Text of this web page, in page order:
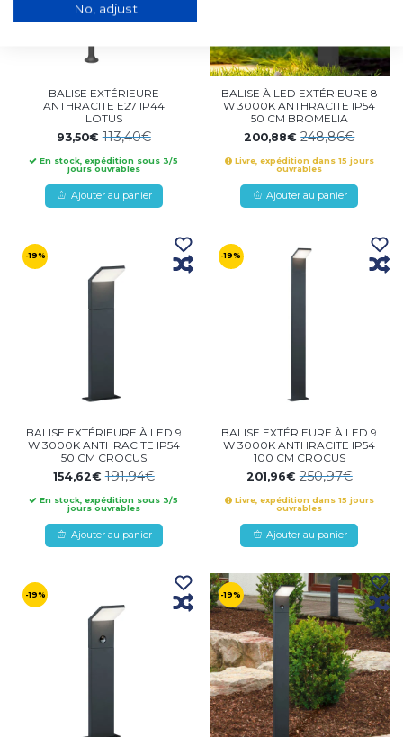
BALISE EXTÉRIEURE
ANTHRACITE E27 IP44
LOTUS
93,50€113,40€
En stock, expédition sous 3/5
jours ouvrables
Ajouter au panier
BALISE À LED EXTÉRIEURE 8
W 3000K ANTHRACITE IP54
50 CM BROMELIA
200,88€248,86€
Livre, expédition dans 15 jours
ouvrables
Ajouter au panier
-19%
BALISE EXTÉRIEURE À LED 9
W 3000K ANTHRACITE IP54
50 CM CROCUS
154,62€191,94€
En stock, expédition sous 3/5
jours ouvrables
Ajouter au panier
-19%
BALISE EXTÉRIEURE À LED 9
W 3000K ANTHRACITE IP54
100 CM CROCUS
201,96€250,97€
Livre, expédition dans 15 jours
ouvrables
Ajouter au panier
-19% -19%
No, adjust